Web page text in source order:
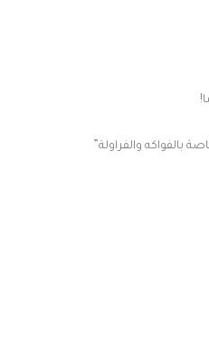
بالفواكه والفراولة”